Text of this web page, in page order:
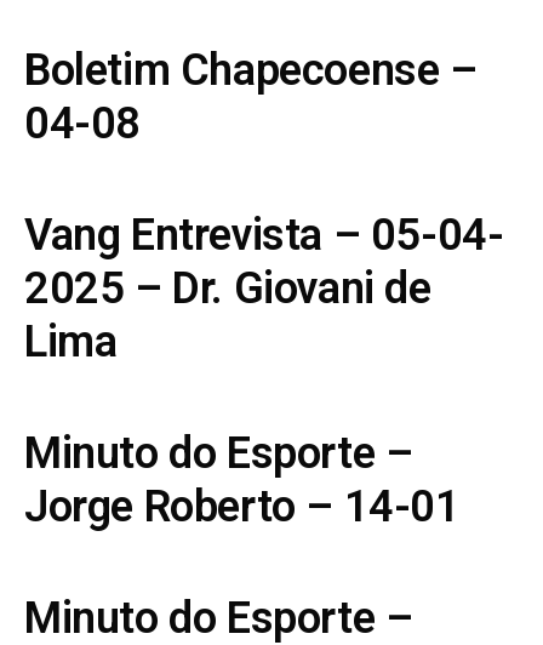
Boletim Chapecoense –
04-08
Vang Entrevista – 05-04-
2025 – Dr. Giovani de
Lima
Minuto do Esporte –
Jorge Roberto – 14-01
Minuto do Esporte –